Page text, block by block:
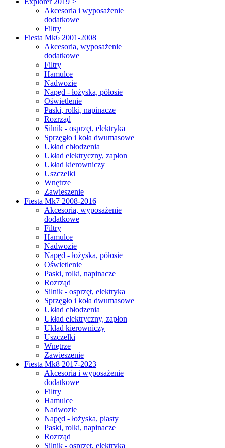
Akcesoria i wyposażenie
dodatkowe
Filtry
Fiesta Mk6 2001-2008
Akcesoria, wyposażenie
dodatkowe
Filtry
Hamulce
Nadwozie
Napęd - łożyska, półosie
Oświetlenie
Paski, rolki, napinacze
Rozrząd
Silnik - osprzęt, elektryka
Sprzęgło i koła dwumasowe
Układ chłodzenia
Układ elektryczny, zapłon
Układ kierowniczy
Uszczelki
Wnętrze
Zawieszenie
Fiesta Mk7 2008-2016
Akcesoria, wyposażenie
dodatkowe
Filtry
Hamulce
Nadwozie
Napęd - łożyska, półosie
Oświetlenie
Paski, rolki, napinacze
Rozrząd
Silnik - osprzęt, elektryka
Sprzęgło i koła dwumasowe
Układ chłodzenia
Układ elektryczny, zapłon
Układ kierowniczy
Uszczelki
Wnętrze
Zawieszenie
Fiesta Mk8 2017-2023
Akcesoria i wyposażenie
dodatkowe
Filtry
Hamulce
Nadwozie
Napęd - łożyska, piasty
Paski, rolki, napinacze
Rozrząd
Silnik - osprzęt, elektryka